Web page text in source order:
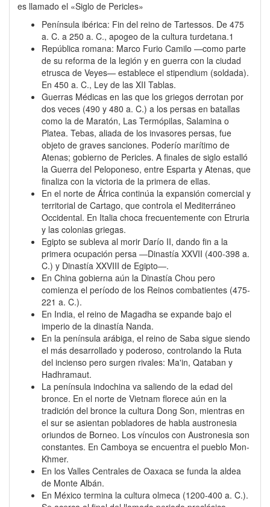
es llamado el «Siglo de Pericles»
Península ibérica: Fin del reino de Tartessos. De 475
a. C. a 250 a. C., apogeo de la cultura turdetana.1​
República romana: Marco Furio Camilo —como parte
de su reforma de la legión y en guerra con la ciudad
etrusca de Veyes— establece el stipendium (soldada).
En 450 a. C., Ley de las XII Tablas.
Guerras Médicas en las que los griegos derrotan por
dos veces (490 y 480 a. C.) a los persas en batallas
como la de Maratón, Las Termópilas, Salamina o
Platea. Tebas, aliada de los invasores persas, fue
objeto de graves sanciones. Poderío marítimo de
Atenas; gobierno de Pericles. A finales de siglo estalló
la Guerra del Peloponeso, entre Esparta y Atenas, que
finaliza con la victoria de la primera de ellas.
En el norte de África continúa la expansión comercial y
territorial de Cartago, que controla el Mediterráneo
Occidental. En Italia choca frecuentemente con Etruria
y las colonias griegas.
Egipto se subleva al morir Darío II, dando fin a la
primera ocupación persa ―Dinastía XXVII (400-398 a.
C.) y Dinastía XXVIII de Egipto―.
En China gobierna aún la Dinastía Chou pero
comienza el período de los Reinos combatientes (475-
221 a. C.).
En India, el reino de Magadha se expande bajo el
imperio de la dinastía Nanda.
En la península arábiga, el reino de Saba sigue siendo
el más desarrollado y poderoso, controlando la Ruta
del incienso pero surgen rivales: Ma'in, Qataban y
Hadhramaut.
La península indochina va saliendo de la edad del
bronce. En el norte de Vietnam florece aún en la
tradición del bronce la cultura Dong Son, mientras en
el sur se asientan pobladores de habla austronesia
oriundos de Borneo. Los vínculos con Austronesia son
constantes. En Camboya se encuentra el pueblo Mon-
Khmer.
En los Valles Centrales de Oaxaca se funda la aldea
de Monte Albán.
En México termina la cultura olmeca (1200-400 a. C.).